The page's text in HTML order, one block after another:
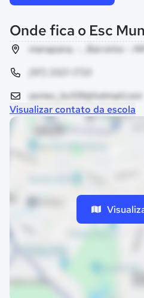
Onde fica o Esc
manapana, - , Barcelos - AM
semec_bcl09@hotmail.com
Visualizar contato da escola